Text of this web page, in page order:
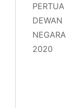
PERTUA
DEWAN
NEGARA
2020